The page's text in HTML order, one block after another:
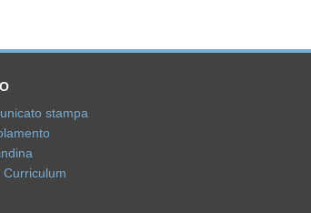
stampa
Curriculum